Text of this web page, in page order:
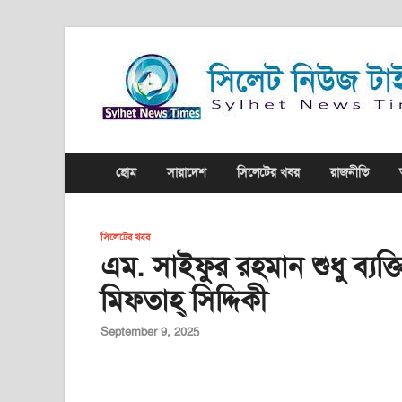
হোম সারাদেশ সিলেটের খবর রাজনীতি
সিলেটের খবর
এম. সাইফুর রহমান শুধু
মিফতাহ্ সিদ্দিকী
September 9, 2025